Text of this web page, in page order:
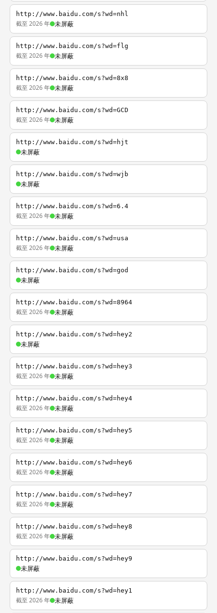
http://www.baidu.com/s?wd=nhl
截至 2026 年 未屏蔽
http://www.baidu.com/s?wd=flg
截至 2026 年 未屏蔽
http://www.baidu.com/s?wd=8x8
截至 2026 年 未屏蔽
http://www.baidu.com/s?wd=GCD
截至 2026 年 未屏蔽
http://www.baidu.com/s?wd=hjt
未屏蔽
http://www.baidu.com/s?wd=wjb
未屏蔽
http://www.baidu.com/s?wd=6.4
截至 2026 年 未屏蔽
http://www.baidu.com/s?wd=usa
截至 2026 年 未屏蔽
http://www.baidu.com/s?wd=god
未屏蔽
http://www.baidu.com/s?wd=8964
截至 2026 年 未屏蔽
http://www.baidu.com/s?wd=hey2
未屏蔽
http://www.baidu.com/s?wd=hey3
截至 2026 年 未屏蔽
http://www.baidu.com/s?wd=hey4
截至 2026 年 未屏蔽
http://www.baidu.com/s?wd=hey5
截至 2026 年 未屏蔽
http://www.baidu.com/s?wd=hey6
截至 2026 年 未屏蔽
http://www.baidu.com/s?wd=hey7
截至 2026 年 未屏蔽
http://www.baidu.com/s?wd=hey8
截至 2026 年 未屏蔽
http://www.baidu.com/s?wd=hey9
未屏蔽
http://www.baidu.com/s?wd=hey1
截至 2026 年 未屏蔽